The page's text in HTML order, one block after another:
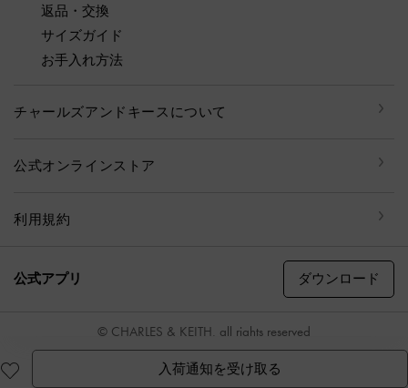
入荷通知を受け取る
返品・交換
サイズガイド
お手入れ方法
チャールズアンドキースについて
公式オンラインストア
利用規約
公式アプリ ダウンロード
© CHARLES & KEITH, all rights reserved